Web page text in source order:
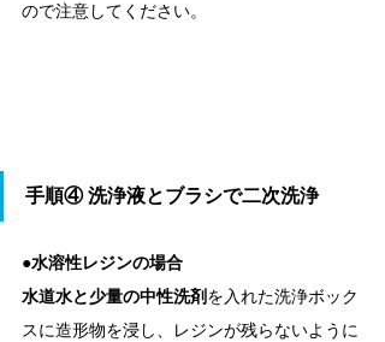
ので注意してください。
手順④ 洗浄液とブラシで二次洗浄
●水溶性レジンの場合
水道水と少量の中性洗剤を入れた洗浄ボック
スに造形物を浸し、レジンが残らないように